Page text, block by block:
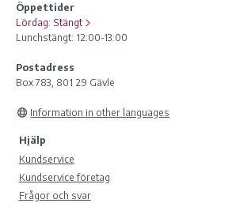
Öppettider
Lördag: Stängt
Lunchstängt: 12:00-13:00
Postadress
Box 783, 801 29 Gävle
Information in other languages
Hjälp
Kundservice
Kundservice företag
Frågor och svar